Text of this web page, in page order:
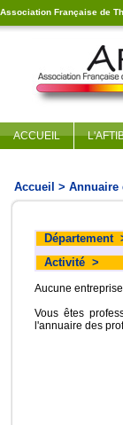
Association Française de
ACCUEIL
Accueil > Annuaire
Département
Activité >
Aucune
Vous êtes
l'annuaire des